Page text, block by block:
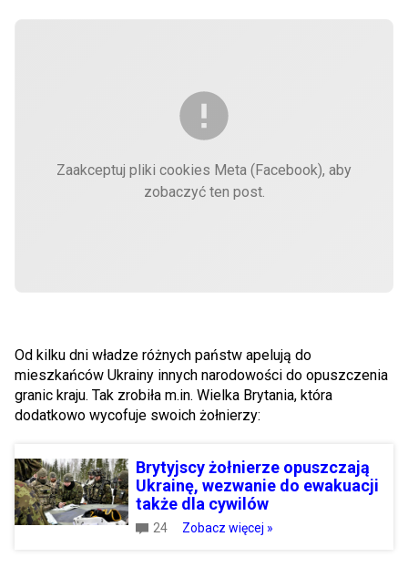
Zaakceptuj pliki cookies Meta (Facebook), aby
zobaczyć ten post.
Od kilku dni władze różnych państw apelują do
mieszkańców Ukrainy innych narodowości do opuszczenia
granic kraju. Tak zrobiła m.in. Wielka Brytania, która
dodatkowo wycofuje swoich żołnierzy:
Brytyjscy żołnierze opuszczają
Ukrainę, wezwanie do ewakuacji
także dla cywilów
24 Zobacz więcej »